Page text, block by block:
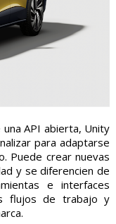
API abierta, Unity
para adaptarse
Puede crear nuevas
y se diferencien de
e interfaces
flujos de trabajo y